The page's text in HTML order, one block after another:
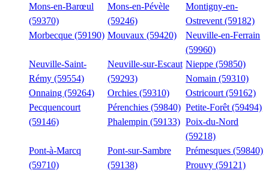
Mons-en-Barœul
(59370)
Mons-en-Pévèle
(59246)
Montigny-en-
Ostrevent (59182)
Morbecque (59190) Mouvaux (59420)
Neuville-en-Ferrain
(59960)
Neuville-Saint-
Rémy (59554)
Neuville-sur-Escaut
(59293)
Nieppe (59850)
Nomain (59310)
Onnaing (59264)
Orchies (59310)
Ostricourt (59162)
Pecquencourt
(59146)
Pérenchies (59840) Petite-Forêt (59494)
Phalempin (59133) Poix-du-Nord
(59218)
Pont-à-Marcq
(59710)
Pont-sur-Sambre
(59138)
Prémesques (59840)
Prouvy (59121)